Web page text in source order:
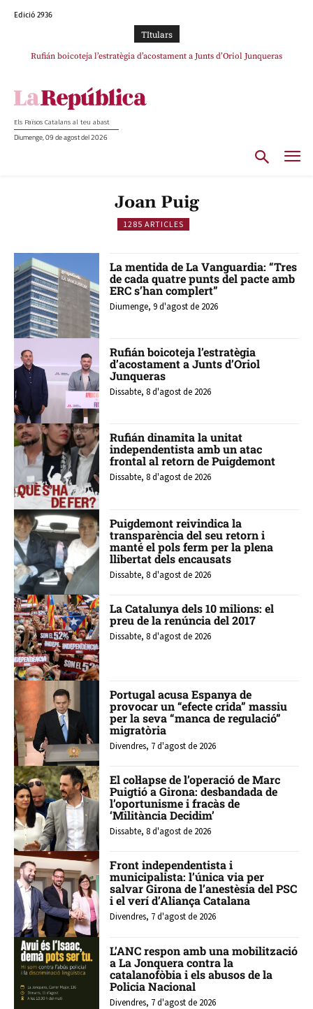
Edició 2936
TItulars
Rufián boicoteja l’estratègia d’acostament a Junts d’Oriol Junqueras
Rufián dinamita la unitat independentista amb un atac frontal al retorn de
Els Països Catalans al teu abast
Diumenge, 09 de agost del 2026
Joan Puig
1285 ARTICLES
La mentida de La Vanguardia: “Tres
de cada quatre punts del pacte amb
ERC s’han complert”
Diumenge, 9 d'agost de 2026
Rufián boicoteja l’estratègia
d’acostament a Junts d’Oriol
Junqueras
Dissabte, 8 d'agost de 2026
Rufián dinamita la unitat
independentista amb un atac
frontal al retorn de Puigdemont
Dissabte, 8 d'agost de 2026
Puigdemont reivindica la
transparència del seu retorn i
manté el pols ferm per la plena
llibertat dels encausats
Dissabte, 8 d'agost de 2026
La Catalunya dels 10 milions: el
preu de la renúncia del 2017
Dissabte, 8 d'agost de 2026
Portugal acusa Espanya de
provocar un “efecte crida” massiu
per la seva “manca de regulació”
migratòria
Divendres, 7 d'agost de 2026
El col·lapse de l’operació de Marc
Puigtió a Girona: desbandada de
l’oportunisme i fracàs de
‘Militància Decidim’
Dissabte, 8 d'agost de 2026
Front independentista i
municipalista: l’única via per
salvar Girona de l’anestèsia del PSC
i el verí d’Aliança Catalana
Divendres, 7 d'agost de 2026
L’ANC respon amb una mobilització
a La Jonquera contra la
catalanofòbia i els abusos de la
Policia Nacional
Divendres, 7 d'agost de 2026